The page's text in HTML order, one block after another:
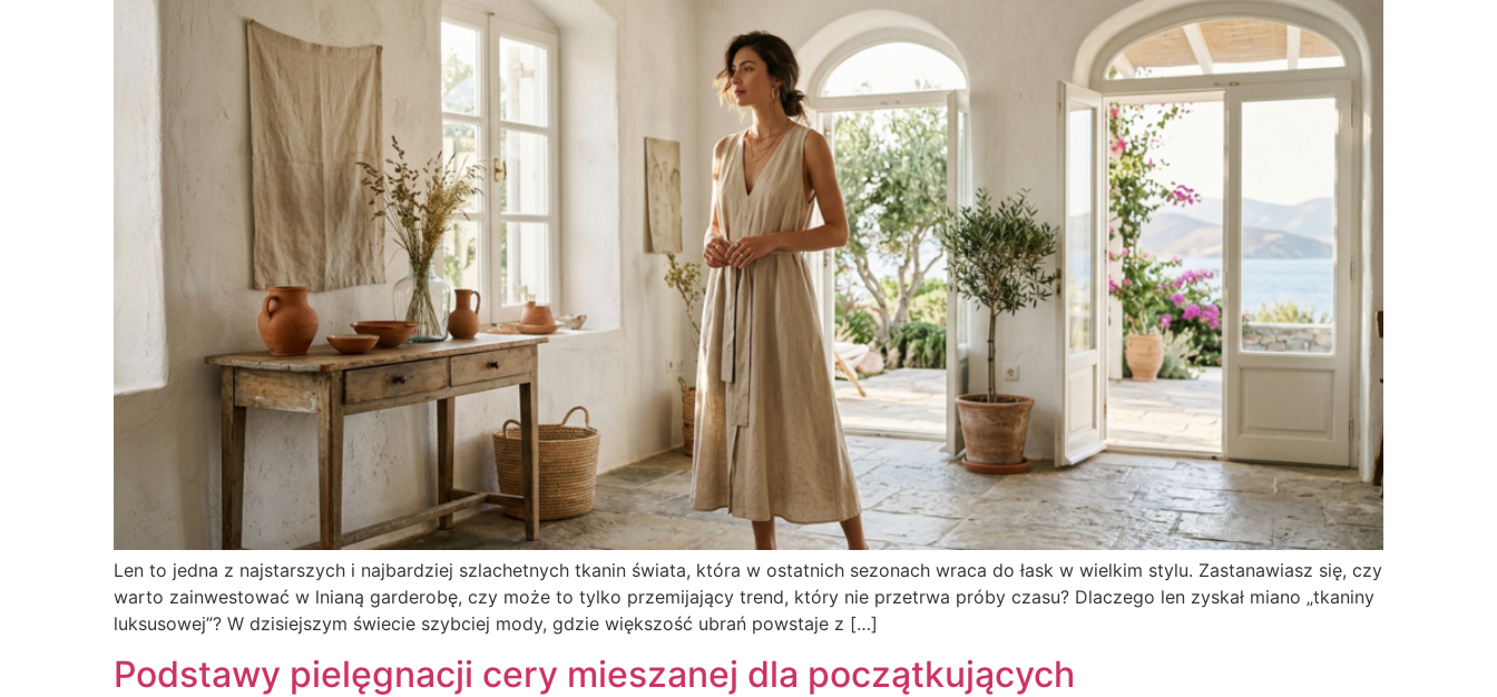
Len to jedna z najstarszych i najbardziej szlachetnych tkanin świata, która w ostatnich sezonach wraca do łask w wielkim stylu. Zastanawiasz się, czy
warto zainwestować w lnianą garderobę, czy może to tylko przemijający trend, który nie przetrwa próby czasu? Dlaczego len zyskał miano „tkaniny
luksusowej”? W dzisiejszym świecie szybciej mody, gdzie większość ubrań powstaje z […]
Podstawy pielęgnacji cery mieszanej dla początkujących